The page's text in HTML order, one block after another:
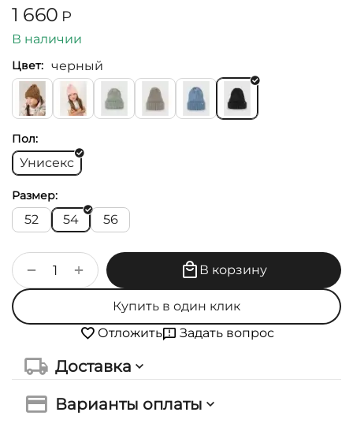
1 660 Р
В наличии
Цвет: черный
Пол:
Унисекс
Размер:
52 54 56
+
− В корзину
Купить в один клик
Отложить
Задать вопрос
Доставка
Варианты оплаты